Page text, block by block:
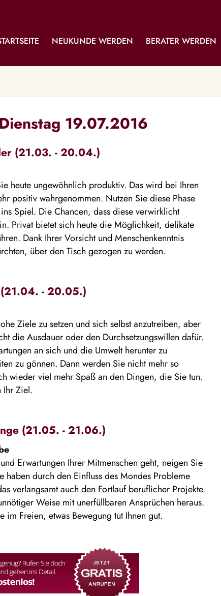
NEUKUNDE WERDEN BERATER WERDEN
19.07.2016
(21.03. - 20.04.)
heute ungewöhnlich produktiv. Das wird bei Ihren
positiv wahrgenommen. Nutzen Sie diese Phase
Spiel. Die Chancen, dass diese verwirklicht
Privat bietet sich heute die Möglichkeit, delikate
Dank Ihrer Vorsicht und Menschenkenntnis
über den Tisch gezogen zu werden.
- 20.05.)
Ziele zu setzen und sich selbst anzutreiben, aber
die Ausdauer oder den Durchsetzungswillen dafür.
an sich und die Umwelt herunter zu
zu gönnen. Dann werden Sie nicht mehr so
wieder viel mehr Spaß an den Dingen, die Sie tun.
Ihr Ziel.
(21.05. - 21.06.)
Erwartungen Ihrer Mitmenschen geht, neigen Sie
haben durch den Einfluss des Mondes Probleme
verlangsamt auch den Fortlauf beruflicher Projekte.
Weise mit unerfüllbaren Ansprüchen heraus.
im Freien, etwas Bewegung tut Ihnen gut.